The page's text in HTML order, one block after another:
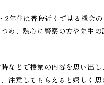
2年生は普段近くで見る機会
め、熱心に警察の方や先生
などで授業の内容を思い出し
注意してもらえると嬉しく思